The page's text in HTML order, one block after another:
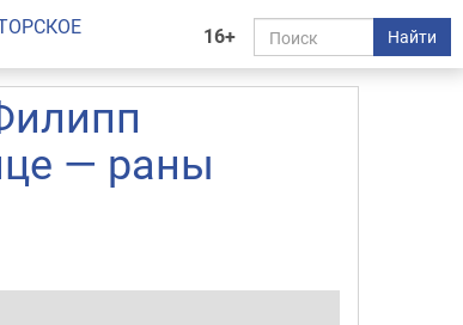
16+ Найти
— раны